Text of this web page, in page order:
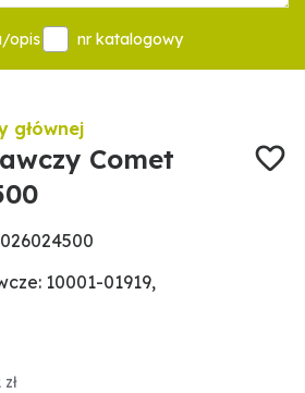
opis nr katalogowy
głównej
Comet
10001-01919,